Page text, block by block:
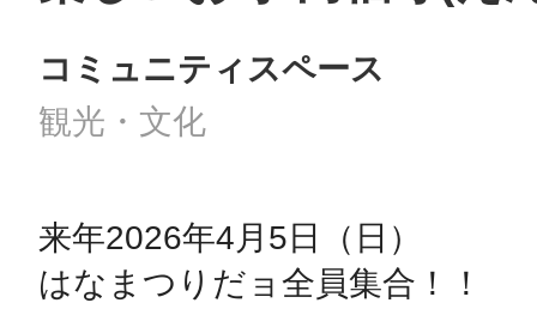
コミュニティスペース
観光・文化
来年2026年4月5日（日）
はなまつりだョ全員集合！！